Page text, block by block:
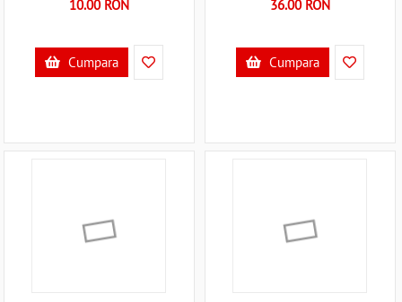
10.00 RON
Cumpara
36.00 RON
Cumpara